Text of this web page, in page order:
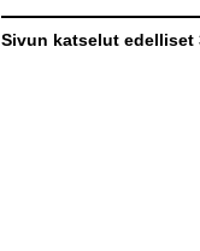
Sivun katselut edelliset